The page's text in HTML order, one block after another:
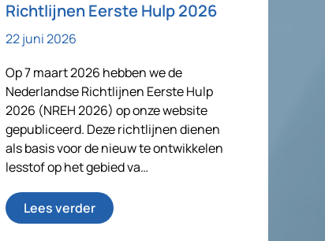
Richtlijnen Eerste Hulp 2026
22 juni 2026
Op 7 maart 2026 hebben we de
Nederlandse Richtlijnen Eerste Hulp
2026 (NREH 2026) op onze website
gepubliceerd. Deze richtlijnen dienen
als basis voor de nieuw te ontwikkelen
lesstof op het gebied va…
Lees verder